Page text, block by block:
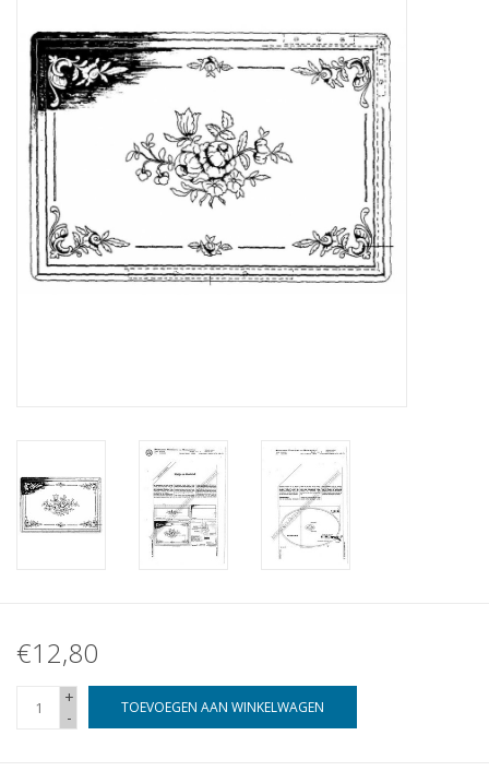
Tijdschriften
Nieuwe tekeningen
NIEUWE TIJDSCHRIFTEN
ABONNEMENT DE
€12,80
+
-
TOEVOEGEN AAN WINKELWAGEN